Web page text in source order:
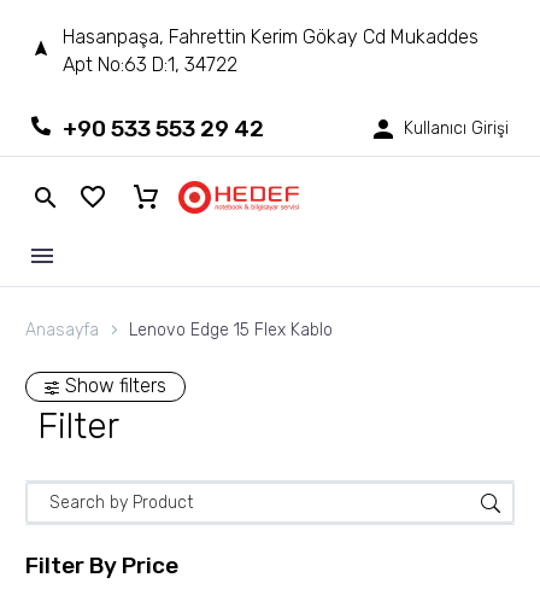
Hasanpaşa, Fahrettin Kerim Gökay Cd Mukaddes
Apt No:63 D:1, 34722
+90 533 553 29 42 Kullanıcı Girişi
Anasayfa Lenovo Edge 15 Flex Kablo
Show filters
Filter
Filter By Price